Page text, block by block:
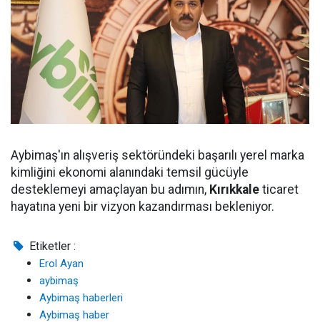
Aybimaş'ın alışveriş sektöründeki başarılı yerel marka
kimliğini ekonomi alanındaki temsil gücüyle
desteklemeyi amaçlayan bu adımın, Kırıkkale ticaret
hayatına yeni bir vizyon kazandırması bekleniyor.
Etiketler :
Erol Ayan
aybimaş
Aybimaş haberleri
Aybimaş haber